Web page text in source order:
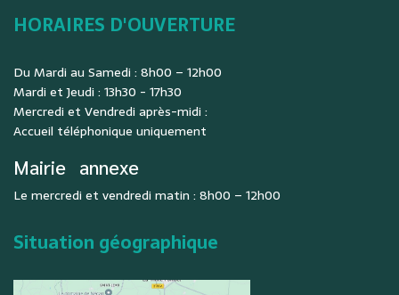
HORAIRES D'OUVERTURE
Du Mardi au Samedi : 8h00 – 12h00
Mardi et Jeudi : 13h30 - 17h30
Mercredi et Vendredi après-midi :
Accueil téléphonique uniquement
Mairie annexe
Le mercredi et vendredi matin : 8h00 – 12h00
Situation géographique